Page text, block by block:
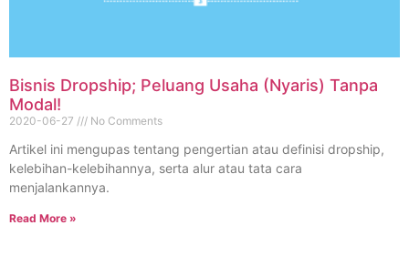
Bisnis Dropship; Peluang Usaha (Nyaris) Tanpa
Modal!
2020-06-27 No Comments
Artikel ini mengupas tentang pengertian atau definisi dropship,
kelebihan-kelebihannya, serta alur atau tata cara
menjalankannya.
Read More »